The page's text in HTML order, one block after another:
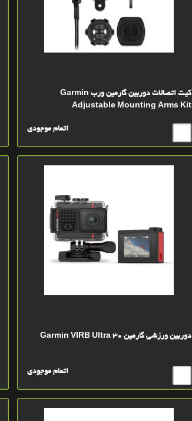
کیت اتصالات دوربین گارمین ورب Garmin
Adjustable Mounting Arms Kit
اتمام موجودی
دوربین ورزشی گارمین Garmin VIRB Ultra 30
اتمام موجودی